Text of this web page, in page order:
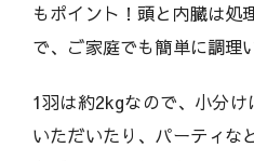
もポイント！頭と内臓は処
で、ご家庭でも簡単に調理
1羽は約2kgなので、小分
いただいたり、パーティな